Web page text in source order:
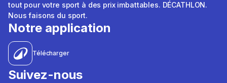
tout pour votre sport à des prix imbattables. DÉCATHLON.
Nous faisons du sport.
Notre application
Télécharger
Suivez-nous